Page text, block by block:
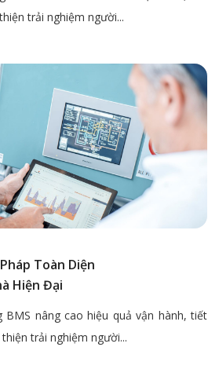
trải nghiệm người...
Toàn Diện
Hiện Đại
BMS nâng cao hiệu quả vận hành, tiết
trải nghiệm người...